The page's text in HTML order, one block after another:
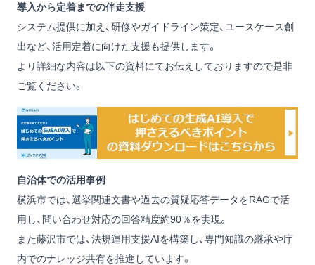
導入から定着までの伴走支援
システム提供に加え、研修やガイドライン策定、ユースケース創
出など、活用定着に向けた支援も提供します。
より詳細な内容は以下の資料にてお伝えしておりますので是非
ご覧ください。
自治体での活用事例
横浜市では、選挙関連文書や過去の質疑応答データをRAGで活
用し、問い合わせ対応の回答精度約90％を実現。
また藤沢市では、法規運用支援AIを構築し、専門知識の継承や庁
内でのナレッジ共有を推進しています。